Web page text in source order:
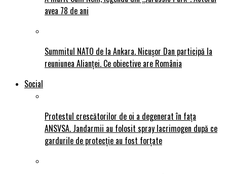
avea 78 de ani
Summitul NATO de la Ankara. Nicușor Dan participă la
reuniunea Alianței. Ce obiective are România
Social
Protestul crescătorilor de oi a degenerat în fața
ANSVSA. Jandarmii au folosit spray lacrimogen după ce
gardurile de protecție au fost forțate